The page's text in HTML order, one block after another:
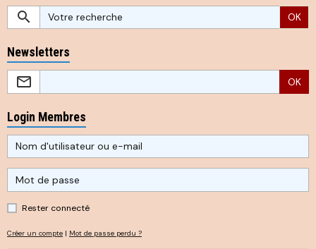
OK
Newsletters
OK
Login Membres
Rester connecté
Créer un compte | Mot de passe perdu ?